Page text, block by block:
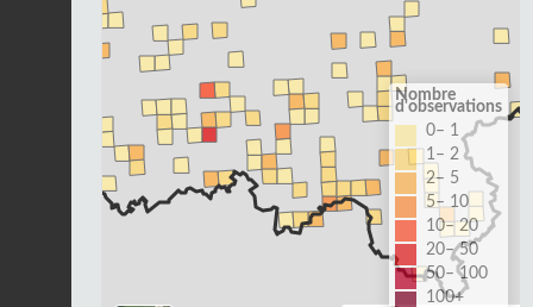
Nombre
d'observations
0– 1
1– 2
2– 5
5– 10
10– 20
20– 50
50– 100
100+